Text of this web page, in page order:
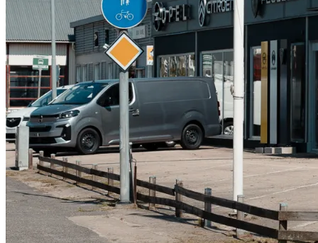
Serviceverkstad